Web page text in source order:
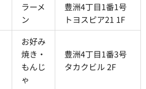
ラーメ
ン
豊洲4丁目1番1号
トヨスピア21 1F
お好み
焼き・
もんじ
ゃ
豊洲4丁目1番3号
タカクビル 2F